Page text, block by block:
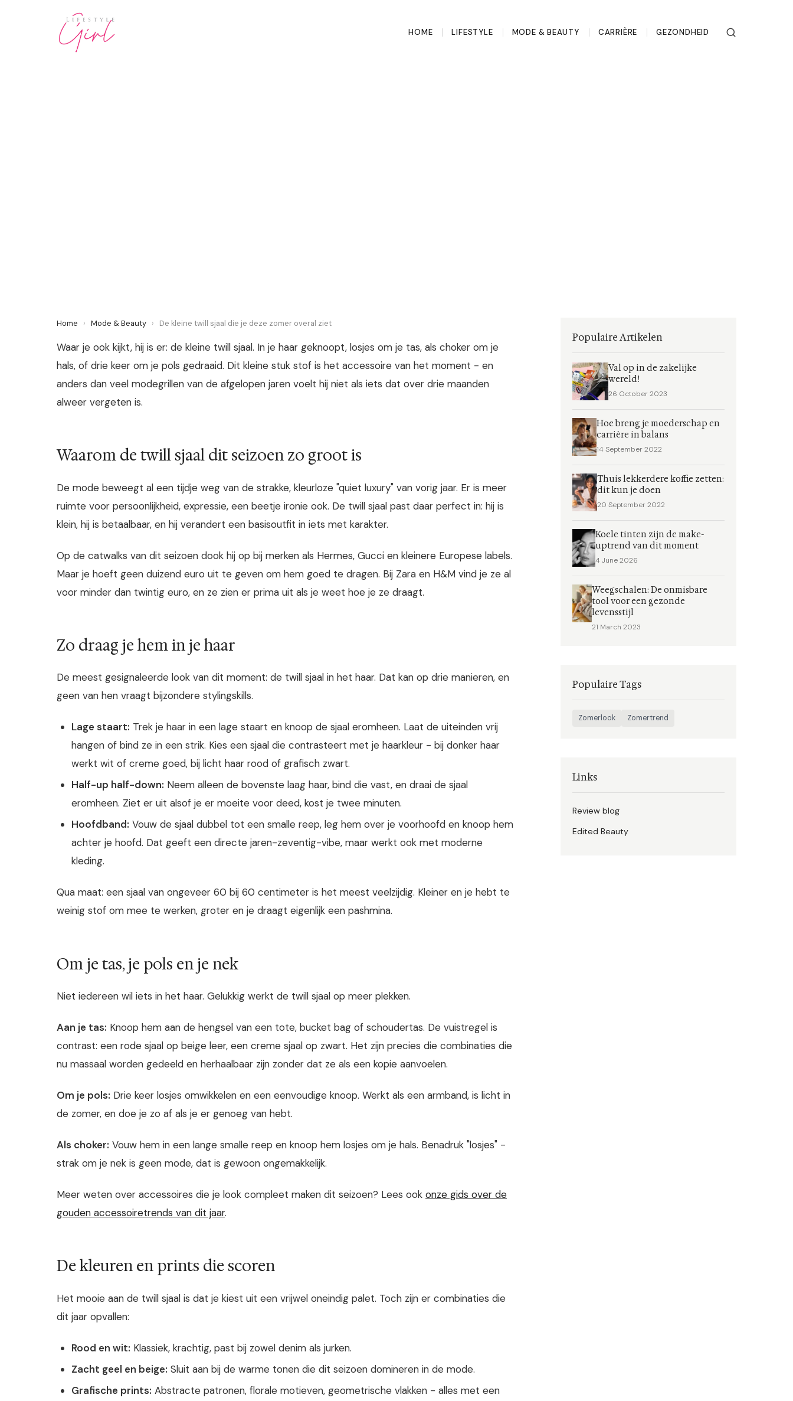
HOME LIFESTYLE MODE & BEAUTY CARRIÈRE GEZONDHEID
Home › Mode & Beauty › De kleine twill sjaal die je deze zomer overal ziet
Waar je ook kijkt, hij is er: de kleine twill sjaal. In je haar geknoopt, losjes om je tas, als choker om je
hals, of drie keer om je pols gedraaid. Dit kleine stuk stof is het accessoire van het moment - en
anders dan veel modegrillen van de afgelopen jaren voelt hij niet als iets dat over drie maanden
alweer vergeten is.
Waarom de twill sjaal dit seizoen zo groot is
De mode beweegt al een tijdje weg van de strakke, kleurloze "quiet luxury" van vorig jaar. Er is meer
ruimte voor persoonlijkheid, expressie, een beetje ironie ook. De twill sjaal past daar perfect in: hij is
klein, hij is betaalbaar, en hij verandert een basisoutfit in iets met karakter.
Op de catwalks van dit seizoen dook hij op bij merken als Hermes, Gucci en kleinere Europese labels.
Maar je hoeft geen duizend euro uit te geven om hem goed te dragen. Bij Zara en H&M vind je ze al
voor minder dan twintig euro, en ze zien er prima uit als je weet hoe je ze draagt.
Zo draag je hem in je haar
De meest gesignaleerde look van dit moment: de twill sjaal in het haar. Dat kan op drie manieren, en
geen van hen vraagt bijzondere stylingskills.
Lage staart: Trek je haar in een lage staart en knoop de sjaal eromheen. Laat de uiteinden vrij
hangen of bind ze in een strik. Kies een sjaal die contrasteert met je haarkleur - bij donker haar
werkt wit of creme goed, bij licht haar rood of grafisch zwart.
Half-up half-down: Neem alleen de bovenste laag haar, bind die vast, en draai de sjaal
eromheen. Ziet er uit alsof je er moeite voor deed, kost je twee minuten.
Hoofdband: Vouw de sjaal dubbel tot een smalle reep, leg hem over je voorhoofd en knoop hem
achter je hoofd. Dat geeft een directe jaren-zeventig-vibe, maar werkt ook met moderne
kleding.
Qua maat: een sjaal van ongeveer 60 bij 60 centimeter is het meest veelzijdig. Kleiner en je hebt te
weinig stof om mee te werken, groter en je draagt eigenlijk een pashmina.
Om je tas, je pols en je nek
Niet iedereen wil iets in het haar. Gelukkig werkt de twill sjaal op meer plekken.
Aan je tas: Knoop hem aan de hengsel van een tote, bucket bag of schoudertas. De vuistregel is
contrast: een rode sjaal op beige leer, een creme sjaal op zwart. Het zijn precies die combinaties die
nu massaal worden gedeeld en herhaalbaar zijn zonder dat ze als een kopie aanvoelen.
Om je pols: Drie keer losjes omwikkelen en een eenvoudige knoop. Werkt als een armband, is licht in
de zomer, en doe je zo af als je er genoeg van hebt.
Als choker: Vouw hem in een lange smalle reep en knoop hem losjes om je hals. Benadruk "losjes" -
strak om je nek is geen mode, dat is gewoon ongemakkelijk.
Meer weten over accessoires die je look compleet maken dit seizoen? Lees ook onze gids over de
gouden accessoiretrends van dit jaar.
De kleuren en prints die scoren
Het mooie aan de twill sjaal is dat je kiest uit een vrijwel oneindig palet. Toch zijn er combinaties die
dit jaar opvallen:
Rood en wit: Klassiek, krachtig, past bij zowel denim als jurken.
Zacht geel en beige: Sluit aan bij de warme tonen die dit seizoen domineren in de mode.
Grafische prints: Abstracte patronen, florale motieven, geometrische vlakken - alles met een
Populaire Artikelen
Val op in de zakelijke
wereld!
26 October 2023
Hoe breng je moederschap en
carrière in balans
14 September 2022
Thuis lekkerdere koffie zetten:
dit kun je doen
20 September 2022
Koele tinten zijn de make-
uptrend van dit moment
4 June 2026
Weegschalen: De onmisbare
tool voor een gezonde
levensstijl
21 March 2023
Populaire Tags
Zomerlook Zomertrend
Links
Review blog
Edited Beauty